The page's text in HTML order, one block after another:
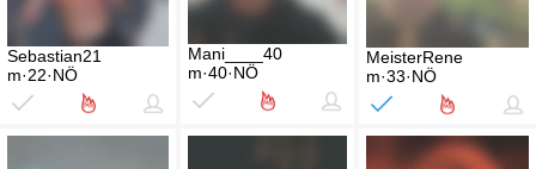
Sebastian21
m·22·NÖ
Mani____40
m·40·NÖ
MeisterRene
m·33·NÖ